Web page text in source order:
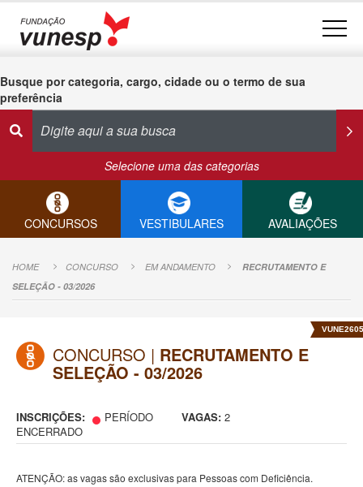
Busque por categoria, cargo, cidade ou o termo de sua
preferência
Selecione uma das categorias
CONCURSOS VESTIBULARES AVALIAÇÕES
HOME CONCURSO EM ANDAMENTO
RECRUTAMENTO E
SELEÇÃO - 03/2026
VUNE2605
CONCURSO | RECRUTAMENTO E
SELEÇÃO - 03/2026
INSCRIÇÕES:
PERÍODO
ENCERRADO
VAGAS: 2
ATENÇÃO: as vagas são exclusivas para Pessoas com Deficiência.